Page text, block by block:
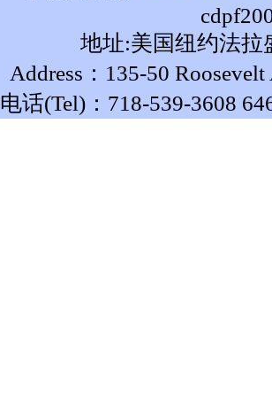
地址:美国纽约法拉
Address：135-50
电话(Tel)：718-539-3608